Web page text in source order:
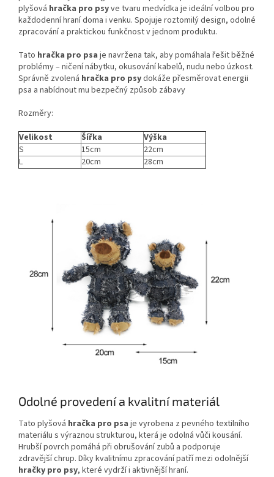
plyšová hračka pro psyve tvaru medvídka je ideální volbou pro
každodenní hraní doma i venku. Spojuje roztomilý design, odolné
zpracování a praktickou funkčnost v jednom produktu.
Tato hračka pro psa je navržena tak, aby pomáhala řešit běžné
problémy – ničení nábytku, okusování kabelů, nudu nebo úzkost.
Správně zvolená hračka pro psydokáže přesměrovat energii
psa a nabídnout mu bezpečný způsob zábavy
Rozměry:
Velikost
Šířka
Výška
S
15cm
22cm
L
20cm 28cm
Odolné provedení a kvalitní materiál
Tato plyšová hračka pro psa je vyrobena z pevného textilního
materiálu s výraznou strukturou, která je odolná vůči kousání.
Hrubší povrch pomáhá při obrušování zubů a podporuje
zdravější chrup. Díky kvalitnímu zpracování patří mezi odolnější
hračky pro psy, které vydrží i aktivnější hraní.